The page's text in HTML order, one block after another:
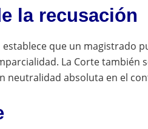
la recusación
establece que un magistrado
La Corte también
neutralidad absoluta en el